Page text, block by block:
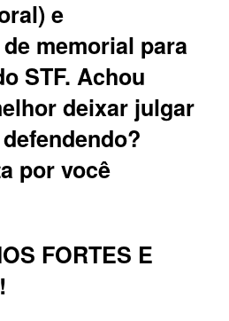
e
memorial para
STF. Achou
deixar julgar
por você
FORTES E